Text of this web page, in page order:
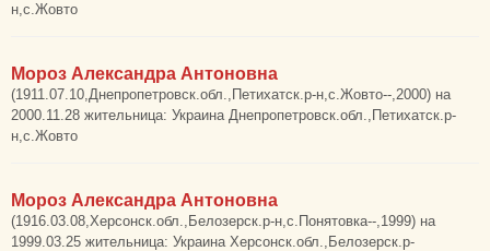
н,с.Жовто
Мороз Александра Антоновна
(1911.07.10,Днепропетровск.обл.,Петихатск.р-н,с.Жовто--,2000) на
2000.11.28 жительница: Украина Днепропетровск.обл.,Петихатск.р-
н,с.Жовто
Мороз Александра Антоновна
(1916.03.08,Херсонск.обл.,Белозерск.р-н,с.Понятовка--,1999) на
1999.03.25 жительница: Украина Херсонск.обл.,Белозерск.р-